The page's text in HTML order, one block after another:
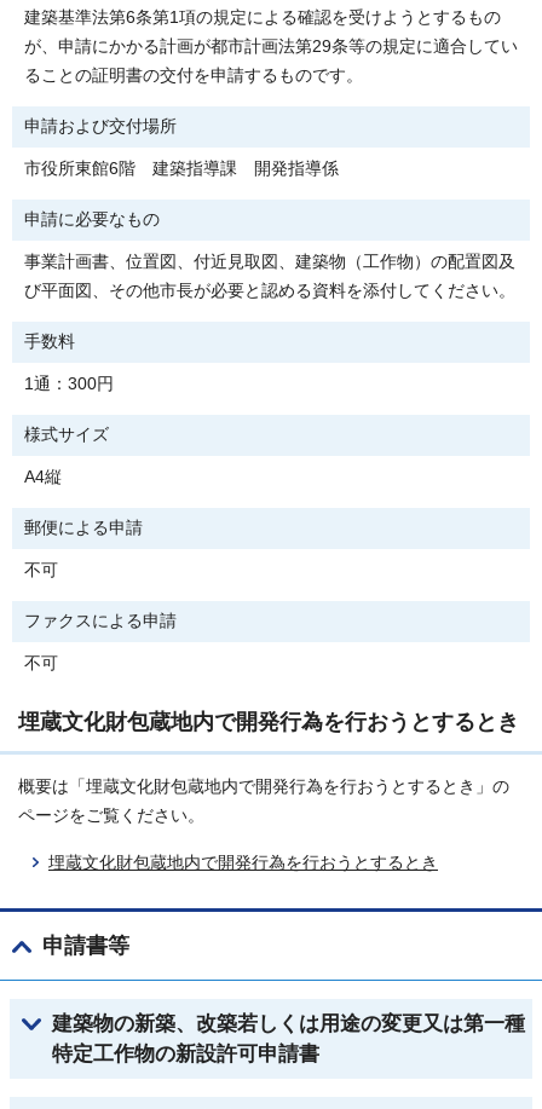
建築基準法第6条第1項の規定による確認を受けようとするもの
が、申請にかかる計画が都市計画法第29条等の規定に適合してい
ることの証明書の交付を申請するものです。
申請および交付場所
市役所東館6階 建築指導課 開発指導係
申請に必要なもの
事業計画書、位置図、付近見取図、建築物（工作物）の配置図及
び平面図、その他市長が必要と認める資料を添付してください。
手数料
1通：300円
様式サイズ
A4縦
郵便による申請
不可
ファクスによる申請
不可
埋蔵文化財包蔵地内で開発行為を行おうとするとき
概要は「埋蔵文化財包蔵地内で開発行為を行おうとするとき」の
ページをご覧ください。
埋蔵文化財包蔵地内で開発行為を行おうとするとき
申請書等
建築物の新築、改築若しくは用途の変更又は第一種
特定工作物の新設許可申請書